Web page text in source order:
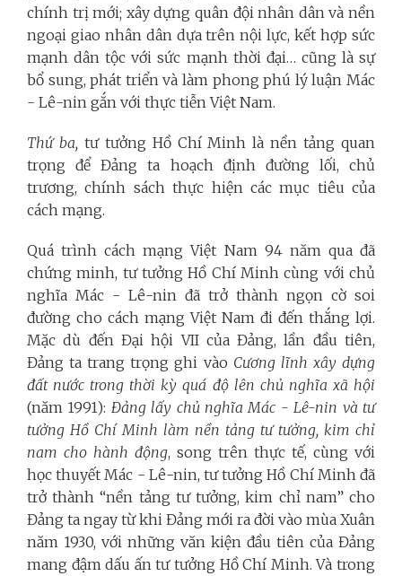
chính trị mới; xây dựng quân đội nhân dân và nền
ngoại giao nhân dân dựa trên nội lực, kết hợp sức
mạnh dân tộc với sức mạnh thời đại… cũng là sự
bổ sung, phát triển và làm phong phú lý luận Mác
- Lê-nin gắn với thực tiễn Việt Nam.
Thứ ba, tư tưởng Hồ Chí Minh là nền tảng quan
trọng để Đảng ta hoạch định đường lối, chủ
trương, chính sách thực hiện các mục tiêu của
cách mạng.
Quá trình cách mạng Việt Nam 94 năm qua đã
chứng minh, tư tưởng Hồ Chí Minh cùng với chủ
nghĩa Mác - Lê-nin đã trở thành ngọn cờ soi
đường cho cách mạng Việt Nam đi đến thắng lợi.
Mặc dù đến Đại hội VII của Đảng, lần đầu tiên,
Đảng ta trang trọng ghi vào Cương lĩnh xây dựng
đất nước trong thời kỳ quá độ lên chủ nghĩa xã hội
(năm 1991): Đảng lấy chủ nghĩa Mác - Lê-nin và tư
tưởng Hồ Chí Minh làm nền tảng tư tưởng, kim chỉ
nam cho hành động, song trên thực tế, cùng với
học thuyết Mác - Lê-nin, tư tưởng Hồ Chí Minh đã
trở thành “nền tảng tư tưởng, kim chỉ nam” cho
Đảng ta ngay từ khi Đảng mới ra đời vào mùa Xuân
năm 1930, với những văn kiện đầu tiên của Đảng
mang đậm dấu ấn tư tưởng Hồ Chí Minh. Và trong